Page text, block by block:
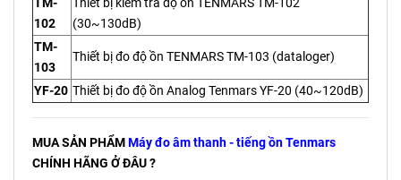
TM-
102
Thiết bị kiểm tra độ ồn TENMARS TM-102
(30~130dB)
TM-
103
Thiết bị đo độ ồn TENMARS TM-103 (dataloger)
YF-20 Thiết bị đo độ ồn Analog Tenmars YF-20 (40~120dB)
MUA SẢN PHẨMMáy đo âm thanh - tiếng ồn Tenmars
CHÍNH HÃNG Ở ĐÂU ?